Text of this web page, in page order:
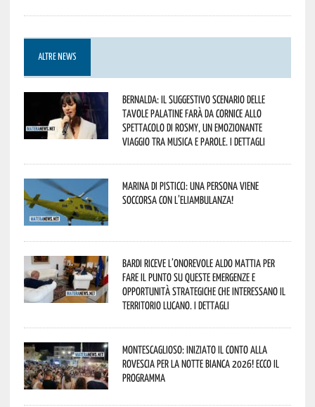
ALTRE NEWS
Bernalda: il suggestivo scenario delle
Tavole Palatine farà da cornice allo
spettacolo di Rosmy, un emozionante
viaggio tra musica e parole. I dettagli
Marina di Pisticci: una persona viene
soccorsa con l’eliambulanza!
Bardi riceve l’onorevole Aldo Mattia per
fare il punto su queste emergenze e
opportunità strategiche che interessano il
territorio lucano. I dettagli
Montescaglioso: iniziato il conto alla
rovescia per la Notte Bianca 2026! Ecco il
programma